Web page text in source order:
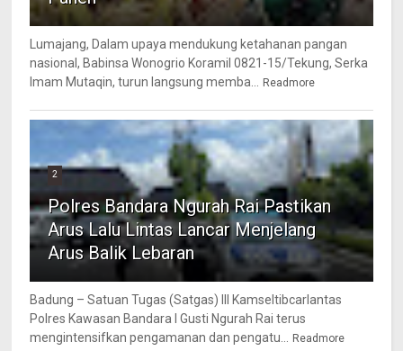
Lumajang, Dalam upaya mendukung ketahanan pangan
nasional, Babinsa Wonogrio Koramil 0821-15/Tekung, Serka
Imam Mutaqin, turun langsung memba... Readmore
2
Polres Bandara Ngurah Rai Pastikan
Arus Lalu Lintas Lancar Menjelang
Arus Balik Lebaran
Badung – Satuan Tugas (Satgas) III Kamseltibcarlantas
Polres Kawasan Bandara I Gusti Ngurah Rai terus
mengintensifkan pengamanan dan pengatu... Readmore